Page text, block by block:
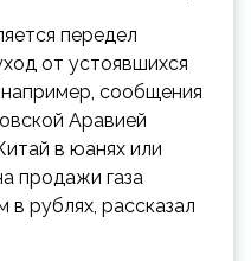
передел
от устоявшихся
сообщения
Аравией
в юанях или
продажи газа
рублях, рассказал